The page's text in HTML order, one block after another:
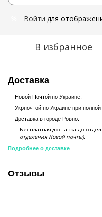
Войти для
В избранное
Доставка
— Новой Почтой по Украине.
— Укрпочтой по Украине при полной
— Доставка в городе Ровно.
Бесплатная доставка до
отделения Новой почты).
Подробнее о доставке
Отзывы